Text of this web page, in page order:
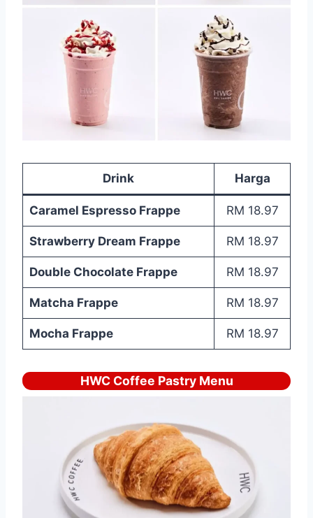
Drink Harga
Caramel Espresso Frappe RM 18.97
Strawberry Dream Frappe RM 18.97
Double Chocolate Frappe RM 18.97
Matcha Frappe RM 18.97
Mocha Frappe RM 18.97
HWC Coffee Pastry Menu